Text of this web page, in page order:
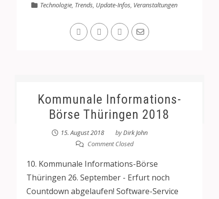
Technologie, Trends, Update-Infos, Veranstaltungen
Kommunale Informations-
Börse Thüringen 2018
15. August 2018 byDirk John
Comment Closed
10. Kommunale Informations-Börse
Thüringen 26. September - Erfurt noch
Countdown abgelaufen! Software-Service